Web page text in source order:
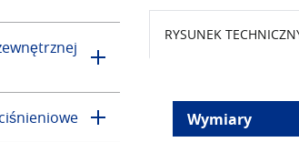
RYSUNEK
Wymiary